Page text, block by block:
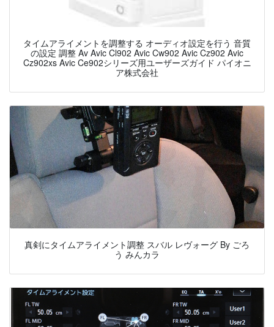
タイムアライメントを調整する オーディオ設定を行う 音質
の設定 調整 Av Avic Cl902 Avic Cw902 Avic Cz902 Avic
Cz902xs Avic Ce902シリーズ用ユーザーズガイド パイオニ
ア株式会社
真剣にタイムアライメント調整 スバル レヴォーグ By ごろ
う みんカラ